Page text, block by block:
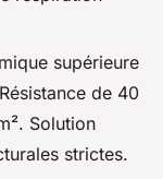
supérieure
de 40
Solution
strictes.